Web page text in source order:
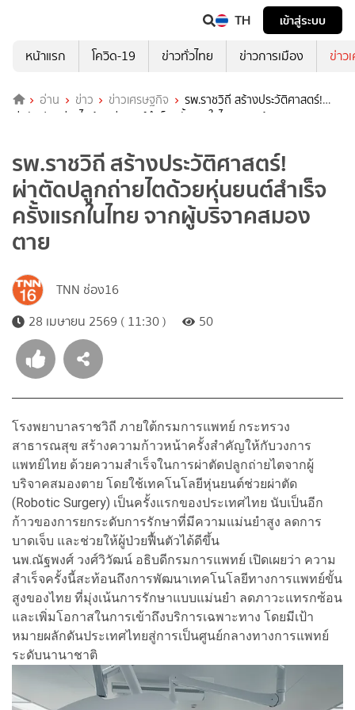
TH
เข้าสู่ระบบ
หน้าแรก
โควิด-19 ข่าวทั่วไทย ข่าวการเมือง ข่าว
อ่าน ข่าว ข่าวเศรษฐกิจ
รพ.ราชวิถี สร้างประวัติศาสตร์!
ผ่าตัดปลูกถ่ายไตด้วยหุ่นยนต์สำเร็จครั้งแรกในไทย จากผู้บริจาคสมอง
รพ.ราชวิถี สร้างประวัติศาสตร์!
ผ่าตัดปลูกถ่ายไตด้วยหุ่นยนต์สำเร็จ
ครั้งแรกในไทย จากผู้บริจาคสมอง
ตาย
TNN ช่อง16
28 เมษายน 2569 ( 11:30 )
50
โรงพยาบาลราชวิถี ภายใต้กรมการแพทย์ กระทรวง
สาธารณสุข สร้างความก้าวหน้าครั้งสำคัญให้กับวงการ
แพทย์ไทย ด้วยความสำเร็จในการผ่าตัดปลูกถ่ายไตจากผู้
บริจาคสมองตาย โดยใช้เทคโนโลยีหุ่นยนต์ช่วยผ่าตัด
(Robotic Surgery) เป็นครั้งแรกของประเทศไทย นับเป็นอีก
ก้าวของการยกระดับการรักษาที่มีความแม่นยำสูง ลดการ
บาดเจ็บ และช่วยให้ผู้ป่วยฟื้นตัวได้ดีขึ้น
นพ.ณัฐพงศ์ วงศ์วิวัฒน์ อธิบดีกรมการแพทย์ เปิดเผยว่า ความ
สำเร็จครั้งนี้สะท้อนถึงการพัฒนาเทคโนโลยีทางการแพทย์ขั้น
สูงของไทย ที่มุ่งเน้นการรักษาแบบแม่นยำ ลดภาวะแทรกซ้อน
และเพิ่มโอกาสในการเข้าถึงบริการเฉพาะทาง โดยมีเป้า
หมายผลักดันประเทศไทยสู่การเป็นศูนย์กลางทางการแพทย์
ระดับนานาชาติ